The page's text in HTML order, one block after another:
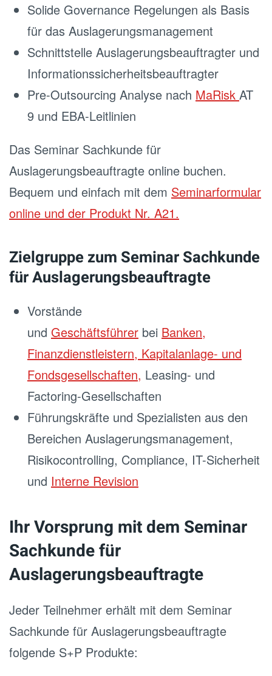
Solide Governance Regelungen als Basis
für das Auslagerungsmanagement
Schnittstelle Auslagerungsbeauftragter und
Informationssicherheitsbeauftragter
Pre-Outsourcing Analyse nach MaRisk AT
9 und EBA-Leitlinien
Das Seminar Sachkunde für
Auslagerungsbeauftragte online buchen.
Bequem und einfach mit dem Seminarformular
online und der Produkt Nr. A21.
Zielgruppe zum Seminar Sachkunde
für Auslagerungsbeauftragte
Vorstände
und Geschäftsführer bei Banken,
Finanzdienstleistern, Kapitalanlage- und
Fondsgesellschaften, Leasing- und
Factoring-Gesellschaften
Führungskräfte und Spezialisten aus den
Bereichen Auslagerungsmanagement,
Risikocontrolling, Compliance, IT-Sicherheit
und Interne Revision
Ihr Vorsprung mit dem Seminar
Sachkunde für
Auslagerungsbeauftragte
Jeder Teilnehmer erhält mit dem Seminar
Sachkunde für Auslagerungsbeauftragte
folgende S+P Produkte: